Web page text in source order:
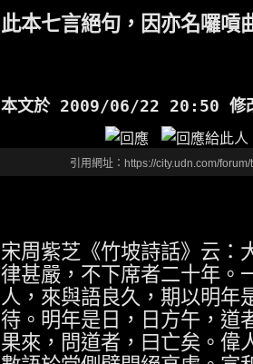
此本七言絕句，因亦名囉嗊
本文於 2009/06/22 20:50 修
引用網址：https://city.udn.com/
宋周紫芝《竹坡詩話》云：
律甚嚴，不下席者二十年。
人，來與語良久，期以明年
待。明年是日，日方午，道
果來，問道者，曰亡矣。偉